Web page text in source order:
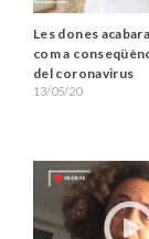
Les dones
com a
del coronavirus
13/05/20